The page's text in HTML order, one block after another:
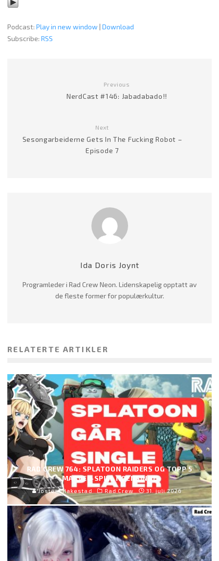
Podcast: Play in new window | Download
Subscribe: RSS
Previous
NerdCast #146: Jabadabado!!
Next
Sesongarbeiderne Gets In The Fucking Robot –
Episode 7
Ida Doris Joynt
Programleder i Rad Crew Neon. Lidenskapelig opptatt av
de fleste former for populærkultur.
RELATERTE ARTIKLER
RAD CREW 764: SPLATOON RAIDERS OG TOPP 5
MARVEL-SPILL NOENSINNE
Jostein Hakestad Rad Crew 31. juli 2026